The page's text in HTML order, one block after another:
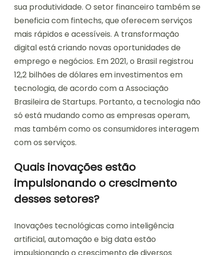
sua produtividade. O setor financeiro também se
beneficia com fintechs, que oferecem serviços
mais rápidos e acessíveis. A transformação
digital está criando novas oportunidades de
emprego e negócios. Em 2021, o Brasil registrou
12,2 bilhões de dólares em investimentos em
tecnologia, de acordo com a Associação
Brasileira de Startups. Portanto, a tecnologia não
só está mudando como as empresas operam,
mas também como os consumidores interagem
com os serviços.
Quais inovações estão
impulsionando o crescimento
desses setores?
Inovações tecnológicas como inteligência
artificial, automação e big data estão